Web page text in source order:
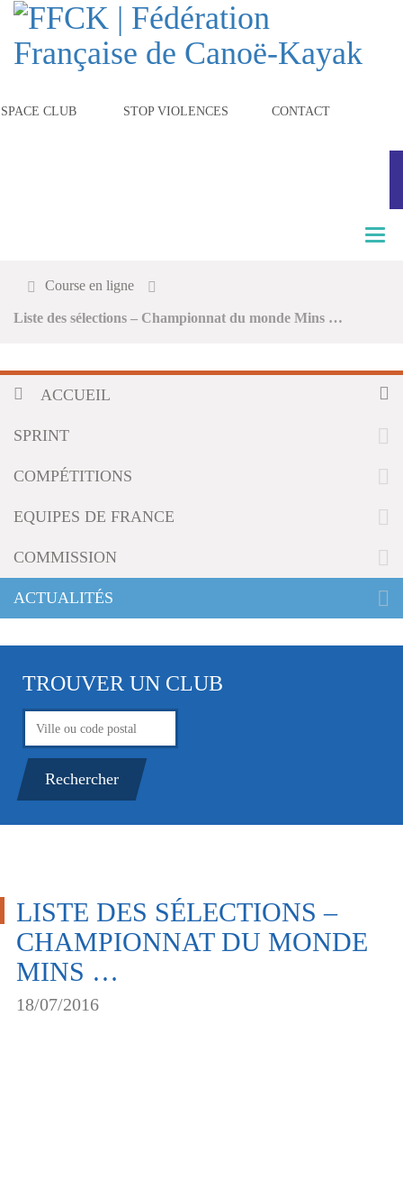
CLUB STOP VIOLENCES CONTACT
T
v
o
Course en ligne
Liste des sélections – Championnat du monde Mins …
ACCUEIL
SPRINT
COMPÉTITIONS
EQUIPES DE FRANCE
COMMISSION
ACTUALITÉS
TROUVER UN CLUB
LISTE DES SÉLECTIONS –
CHAMPIONNAT DU MONDE
MINS …
18/07/2016